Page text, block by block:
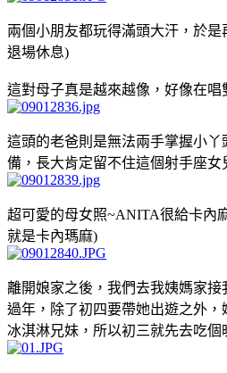
兩個小朋友都玩得滿頭大汗，於
退場休息)
這對母子真是越來越像，好像在唱
這頭的老爸則是無法兩手掌握小
備，長大肯定留不住這個射手座女
超可愛的母女照~ANITA很給卡內
就是卡內瑪麻)
離開娘家之後，我們去我姨媽家
過年，除了初四要帶她出遊之外
冰淇淋兄妹，所以初三就先去吃個